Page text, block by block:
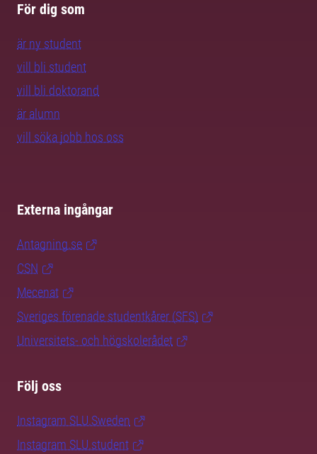
För dig som
är ny student
vill bli student
vill bli doktorand
är alumn
vill söka jobb hos oss
Externa ingångar
Antagning.se
CSN
Mecenat
Sveriges förenade studentkårer (SFS)
Universitets- och högskolerådet
Följ oss
Instagram SLU.Sweden
Instagram SLU.student